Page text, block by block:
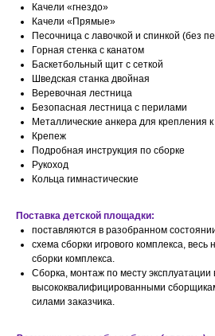
Качели «гнездо»
Качели «Прямые»
Песочница с лавочкой и спинкой (без
Горная стенка с канатом
Баскетбольный щит с сеткой
Шведская станка двойная
Веревочная лестница
Безопасная лестница с перилами
Металлические анкера для крепления к
Крепеж
Подробная инструкция по сборке
Рукоход
Кольца гимнастические
Поставка детской площадки:
поставляются в разобранном
схема сборки игрового комплекса,
сборки комплекса.
Сборка, монтаж по месту
высококвалифицированными
силами заказчика.